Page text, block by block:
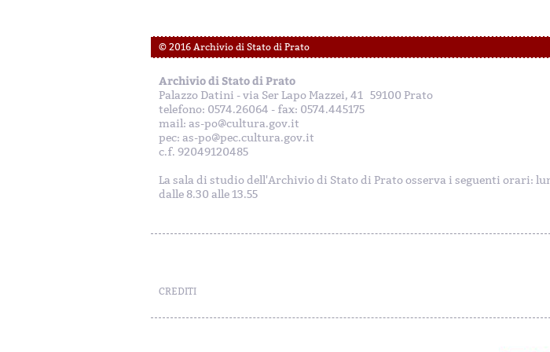
© 2016 Archivio di Stato di Prato
Archivio di Stato di Prato
Palazzo Datini - via Ser Lapo Mazzei, 41 59100 Prato
telefono: 0574.26064 - fax: 0574.445175
mail: as-po@cultura.gov.it
pec: as-po@pec.cultura.gov.it
c.f. 92049120485
La sala di studio dell'Archivio di Stato di Prato osserva i seguenti orari:
dalle 8.30 alle 13.55
CREDITI